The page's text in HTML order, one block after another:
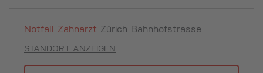
Notfall Zahnarzt Zürich Bahnhofstrasse
STANDORT ANZEIGEN